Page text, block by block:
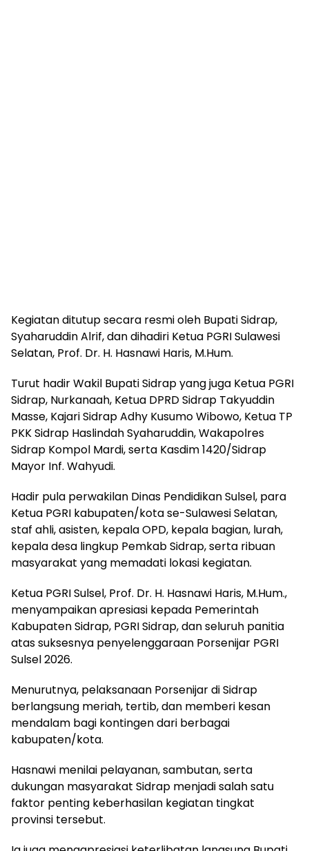
Kegiatan ditutup secara resmi oleh Bupati Sidrap,
Syaharuddin Alrif, dan dihadiri Ketua PGRI Sulawesi
Selatan, Prof. Dr. H. Hasnawi Haris, M.Hum.
Turut hadir Wakil Bupati Sidrap yang juga Ketua PGRI
Sidrap, Nurkanaah, Ketua DPRD Sidrap Takyuddin
Masse, Kajari Sidrap Adhy Kusumo Wibowo, Ketua TP
PKK Sidrap Haslindah Syaharuddin, Wakapolres
Sidrap Kompol Mardi, serta Kasdim 1420/Sidrap
Mayor Inf. Wahyudi.
Hadir pula perwakilan Dinas Pendidikan Sulsel, para
Ketua PGRI kabupaten/kota se-Sulawesi Selatan,
staf ahli, asisten, kepala OPD, kepala bagian, lurah,
kepala desa lingkup Pemkab Sidrap, serta ribuan
masyarakat yang memadati lokasi kegiatan.
Ketua PGRI Sulsel, Prof. Dr. H. Hasnawi Haris, M.Hum.,
menyampaikan apresiasi kepada Pemerintah
Kabupaten Sidrap, PGRI Sidrap, dan seluruh panitia
atas suksesnya penyelenggaraan Porsenijar PGRI
Sulsel 2026.
Menurutnya, pelaksanaan Porsenijar di Sidrap
berlangsung meriah, tertib, dan memberi kesan
mendalam bagi kontingen dari berbagai
kabupaten/kota.
Hasnawi menilai pelayanan, sambutan, serta
dukungan masyarakat Sidrap menjadi salah satu
faktor penting keberhasilan kegiatan tingkat
provinsi tersebut.